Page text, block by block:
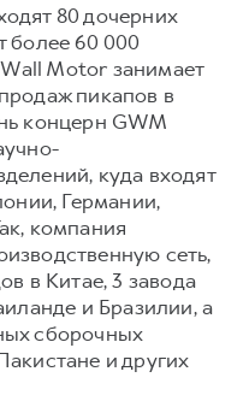
80 дочерних
более 60 000
Motor занимает
пикапов в
концерн GWM
куда входят
Германии,
компания
сеть,
в Китае, 3 завода
и Бразилии, а
сборочных
и других